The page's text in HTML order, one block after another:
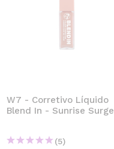
W7 - Corretivo Líquido
Blend In - Sunrise Surge
(5)